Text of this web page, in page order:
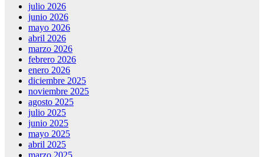
julio 2026
junio 2026
mayo 2026
abril 2026
marzo 2026
febrero 2026
enero 2026
diciembre 2025
noviembre 2025
agosto 2025
julio 2025
junio 2025
mayo 2025
abril 2025
marzo 2025